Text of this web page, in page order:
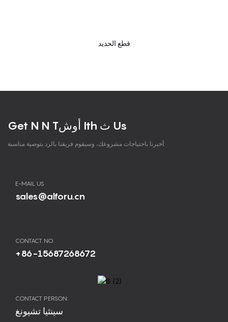
قطع الحديد
Get N N Tأوش Ith ث Us
أخبرنا باحتياجات مشروعك، وسيقوم فريقنا بالرد بتوصية مناسبة.
E-MAIL US
sales@alforu.cn
CONTACT NO.
+86-15687268672
CONTACT PERSON:
سينثيا تشيونغ